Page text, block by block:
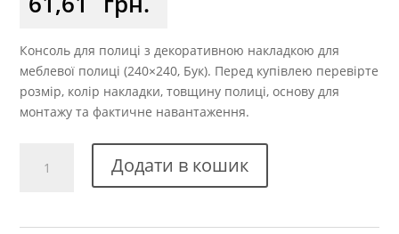
Консоль для полиці з декоративною накладкою для
меблевої полиці (240×240, Бук). Перед купівлею перевірте
розмір, колір накладки, товщину полиці, основу для
монтажу та фактичне навантаження.
Додати в кошик